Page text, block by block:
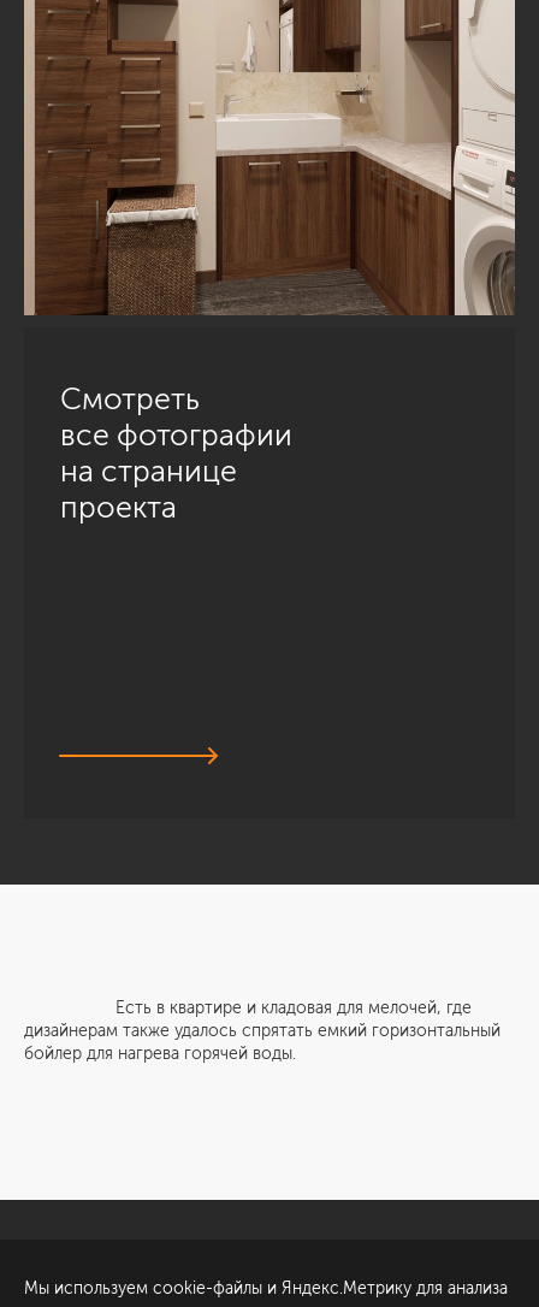
Смотреть
все фотографии
на странице
проекта
Есть в квартире и кладовая для мелочей, где
дизайнерам также удалось спрятать емкий горизонтальный
бойлер для нагрева горячей воды.
Обсудить проект
ул. Академика Павлова, 6
Мы используем cookie-файлы и Яндекс.Метрику для анализа